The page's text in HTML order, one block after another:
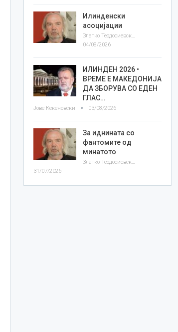
Илинденски
асоцијации
Златко Теодосиевски
04/08/2026
ИЛИНДЕН 2026 •
ВРЕМЕ Е МАКЕДОНИЈА
ДА ЗБОРУВА СО ЕДЕН
ГЛАС…
Јове Кекеновски 03/08/2026
За иднината со
фантомите од
минатото
Златко Теодосиевски
31/07/2026